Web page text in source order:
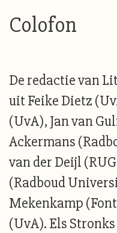
Colofon
De redactie van
uit Feike Dietz
(UvA), Jan van
Ackermans
van der Deijl
(Radboud
Mekenkamp
(UvA). Els